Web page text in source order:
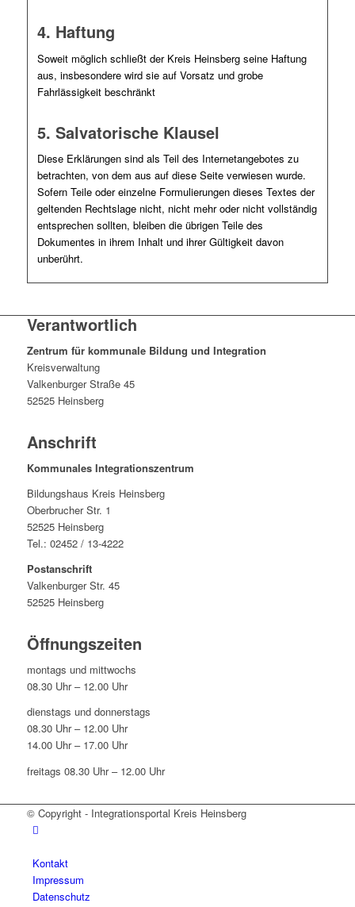
4. Haftung
Soweit möglich schließt der Kreis Heinsberg seine Haftung
aus, insbesondere wird sie auf Vorsatz und grobe
Fahrlässigkeit beschränkt
5. Salvatorische Klausel
Diese Erklärungen sind als Teil des Internetangebotes zu
betrachten, von dem aus auf diese Seite verwiesen wurde.
Sofern Teile oder einzelne Formulierungen dieses Textes der
geltenden Rechtslage nicht, nicht mehr oder nicht vollständig
entsprechen sollten, bleiben die übrigen Teile des
Dokumentes in ihrem Inhalt und ihrer Gültigkeit davon
unberührt.
Verantwortlich
Zentrum für kommunale Bildung und Integration
Kreisverwaltung
Valkenburger Straße 45
52525 Heinsberg
Anschrift
Kommunales Integrationszentrum
Bildungshaus Kreis Heinsberg
Oberbrucher Str. 1
52525 Heinsberg
Tel.: 02452 / 13-4222
Postanschrift
Valkenburger Str. 45
52525 Heinsberg
Öffnungszeiten
montags und mittwochs
08.30 Uhr – 12.00 Uhr
dienstags und donnerstags
08.30 Uhr – 12.00 Uhr
14.00 Uhr – 17.00 Uhr
freitags 08.30 Uhr – 12.00 Uhr
© Copyright - Integrationsportal Kreis Heinsberg
Kontakt
Impressum
Datenschutz